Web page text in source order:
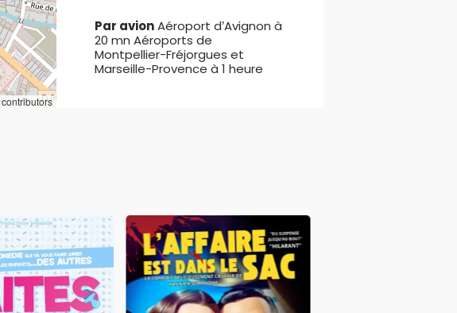
contributors
Par avionAéroport d’Avignon à
20 mn Aéroports de
Montpellier-Fréjorgues et
Marseille-Provence à 1 heure